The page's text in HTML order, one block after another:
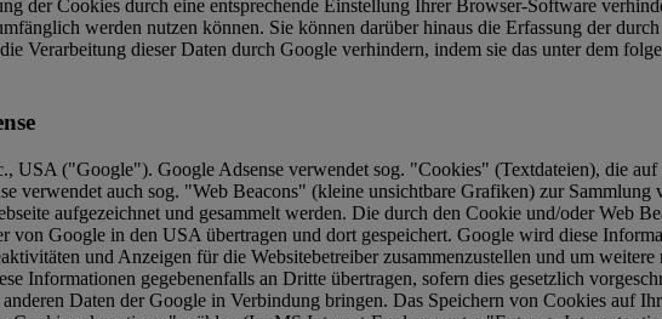
der Cookies durch eine entsprechende Einstellung Ihrer Browser-Software
werden nutzen können. Sie können darüber hinaus die Erfassung der
Verarbeitung dieser Daten durch Google verhindern, indem sie das unter dem
USA ("Google"). Google Adsense verwendet sog. "Cookies" (Textdateien), die
verwendet auch sog. "Web Beacons" (kleine unsichtbare Grafiken) zur
aufgezeichnet und gesammelt werden. Die durch den Cookie und/oder Web
von Google in den USA übertragen und dort gespeichert. Google wird diese
und Anzeigen für die Websitebetreiber zusammenzustellen und um
Informationen gegebenenfalls an Dritte übertragen, sofern dies gesetzlich
Daten der Google in Verbindung bringen. Das Speichern von Cookies auf